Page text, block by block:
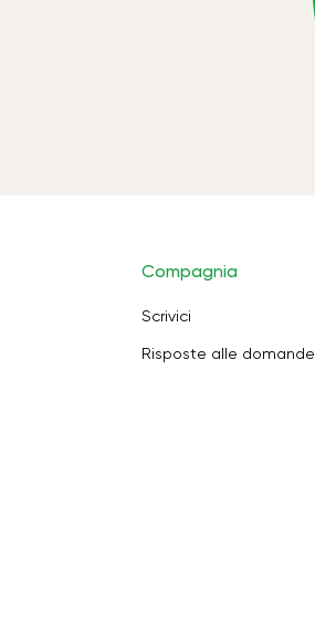
Compagnia
Scrivici
Risposte alle domande